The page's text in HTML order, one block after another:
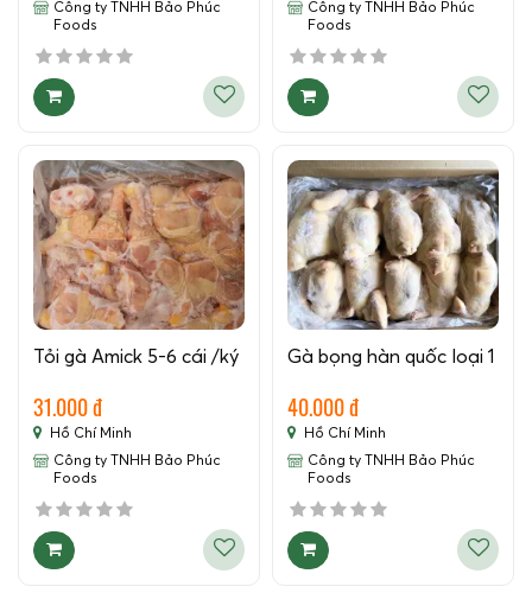
Công ty TNHH Bảo Phúc
Foods
Công ty TNHH Bảo Phúc
Foods
Tỏi gà Amick 5-6 cái /ký
31.000 đ
Hồ Chí Minh
Công ty TNHH Bảo Phúc
Foods
Gà bọng hàn quốc loại 1
40.000 đ
Hồ Chí Minh
Công ty TNHH Bảo Phúc
Foods